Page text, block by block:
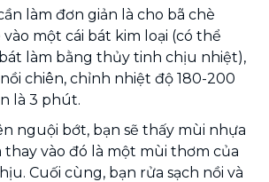
làm đơn giản là cho bã chè
vào một cái bát kim loại (có thể
làm bằng thủy tinh chịu nhiệt),
chiên, chỉnh nhiệt độ 180-200
là 3 phút.
nguội bớt, bạn sẽ thấy mùi nhựa
thay vào đó là một mùi thơm của
Cuối cùng, bạn rửa sạch nồi và